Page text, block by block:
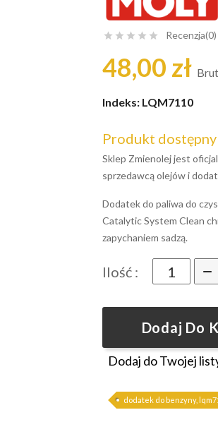
     Recenzja(0)
48,00 zł
Indeks: LQM7110
Produkt
Sklep Zmienolej jest
sprzedawcą olejów i
Dodatek do paliwa do
Catalytic System Clean
zapychaniem sadzą.
Ilość :
Dodaj Do
Dodaj do Twojej
dodatek do benzyny,